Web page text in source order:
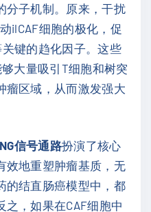
分子机制。原来，干扰
ilCAF细胞的极化，促
关键的趋化因子。这些
大量吸引T细胞和树突
瘤区域，从而激发强大
信号通路扮演了核心
效地重塑肿瘤基质，无
的结直肠癌模型中，都
，如果在CAF细胞中